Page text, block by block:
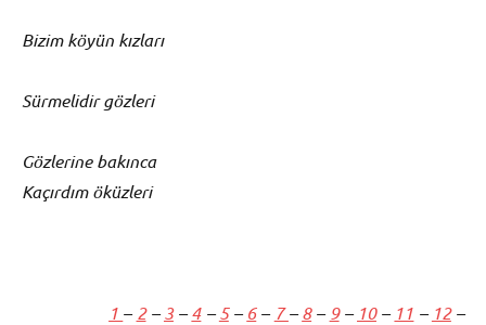
Bizim köyün kızları
Sürmelidir gözleri
Gözlerine bakınca
Kaçırdım öküzleri
1 –2–3–4–5–6– 7–8– 9– 10– 11 – 12–